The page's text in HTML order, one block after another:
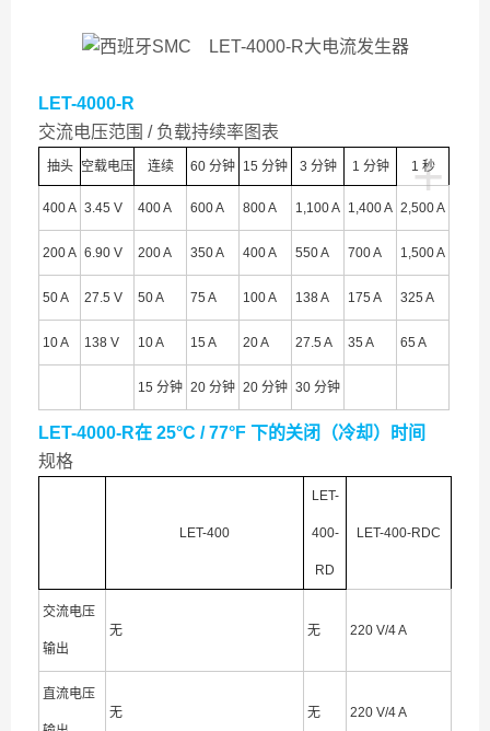
LET-4000-R
交流电压范围 / 负载持续率图表
+
抽头 空载电压 连续 60 分钟 15 分钟 3 分钟 1 分钟 1 秒
400 A 3.45 V 400 A 600 A 800 A 1,100 A 1,400 A 2,500 A
200 A 6.90 V 200 A 350 A 400 A 550 A 700 A 1,500 A
50 A 27.5 V 50 A 75 A 100 A 138 A 175 A 325 A
10 A 138 V 10 A 15 A 20 A 27.5 A 35 A 65 A
15 分钟 20 分钟 20 分钟 30 分钟
LET-4000-R在 25°C / 77°F 下的关闭（冷却）时间
规格
LET-400
LET-
400-
RD
LET-400-RDC
交流电压
输出
无 无 220 V/4 A
直流电压
无 无 220 V/4 A